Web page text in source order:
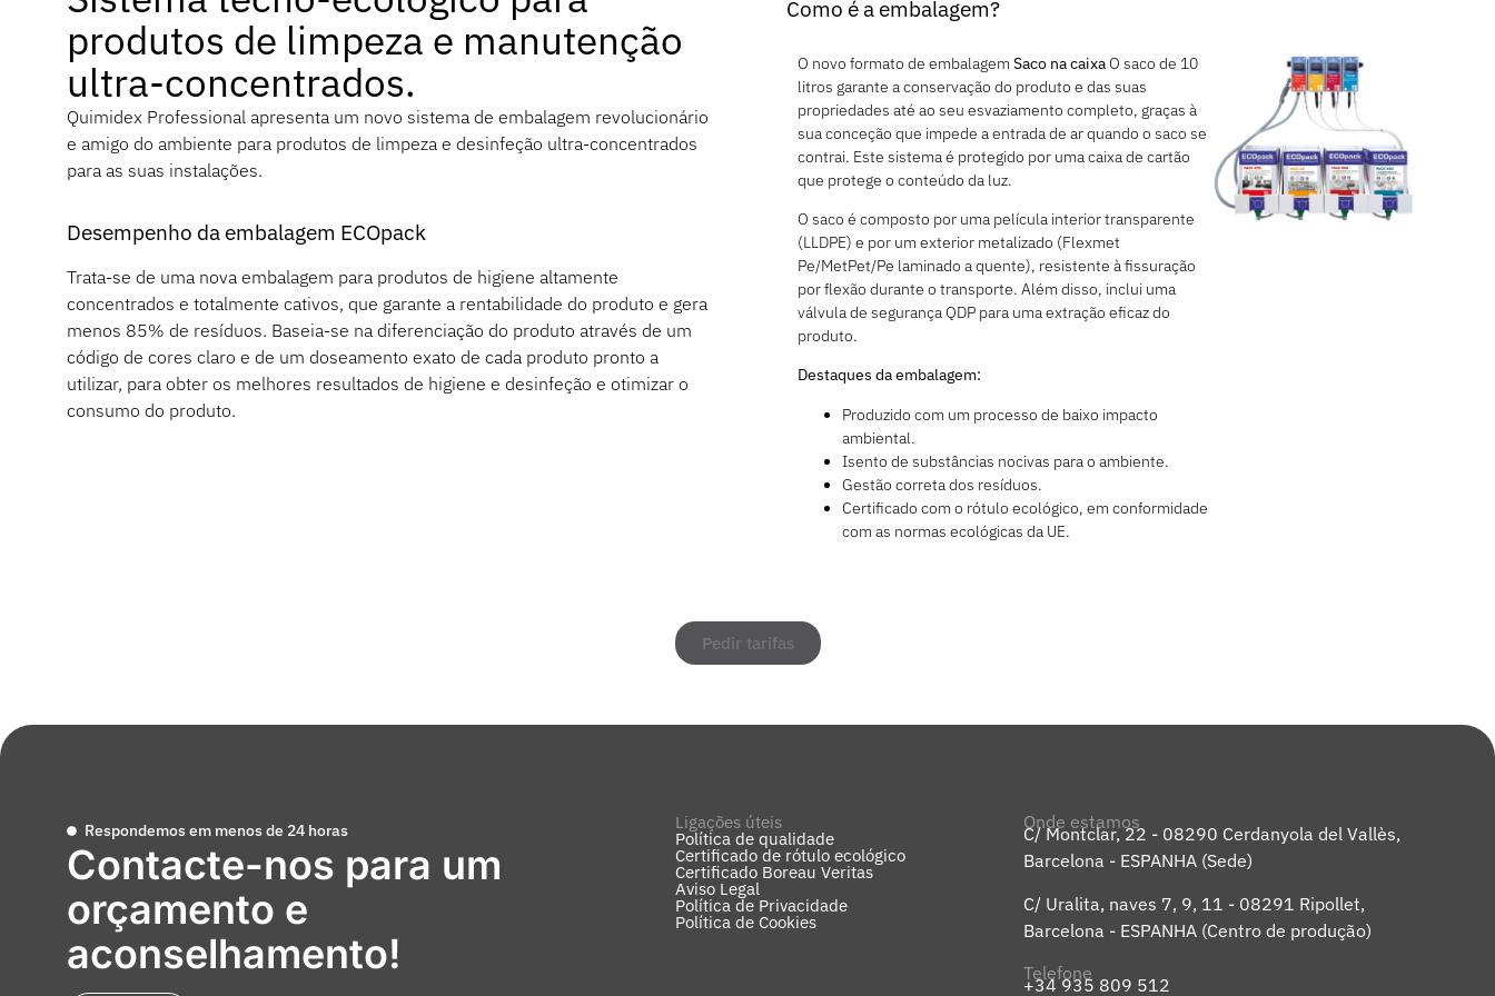
produtos de limpeza e manutenção
ultra-concentrados.
Quimidex Professional apresenta um novo sistema de embalagem revolucionário
e amigo do ambiente para produtos de limpeza e desinfeção ultra-concentrados
para as suas instalações.
Desempenho da embalagem ECOpack
Trata-se de uma nova embalagem para produtos de higiene altamente
concentrados e totalmente cativos, que garante a rentabilidade do produto e gera
menos 85% de resíduos. Baseia-se na diferenciação do produto através de um
código de cores claro e de um doseamento exato de cada produto pronto a
utilizar, para obter os melhores resultados de higiene e desinfeção e otimizar o
consumo do produto.
Como é a embalagem?
O novo formato de embalagem Saco na caixa O saco de 10
litros garante a conservação do produto e das suas
propriedades até ao seu esvaziamento completo, graças à
sua conceção que impede a entrada de ar quando o saco se
contrai. Este sistema é protegido por uma caixa de cartão
que protege o conteúdo da luz.
O saco é composto por uma película interior transparente
(LLDPE) e por um exterior metalizado (Flexmet
Pe/MetPet/Pe laminado a quente), resistente à fissuração
por flexão durante o transporte. Além disso, inclui uma
válvula de segurança QDP para uma extração eficaz do
produto.
Destaques da embalagem:
Produzido com um processo de baixo impacto
ambiental.
Isento de substâncias nocivas para o ambiente.
Gestão correta dos resíduos.
Certificado com o rótulo ecológico, em conformidade
com as normas ecológicas da UE.
Pedir tarifas
Respondemos em menos de 24 horas
Contacte-nos para um
orçamento e
aconselhamento!
Ligações úteis
Política de qualidade
Certificado de rótulo ecológico
Certificado Boreau Veritas
Aviso Legal
Política de Privacidade
Política de Cookies
Onde estamos
C/ Montclar, 22 - 08290 Cerdanyola del Vallès,
Barcelona - ESPANHA (Sede)
C/ Uralita, naves 7, 9, 11 - 08291 Ripollet,
Barcelona - ESPANHA (Centro de produção)
Telefone
+34 935 809 512